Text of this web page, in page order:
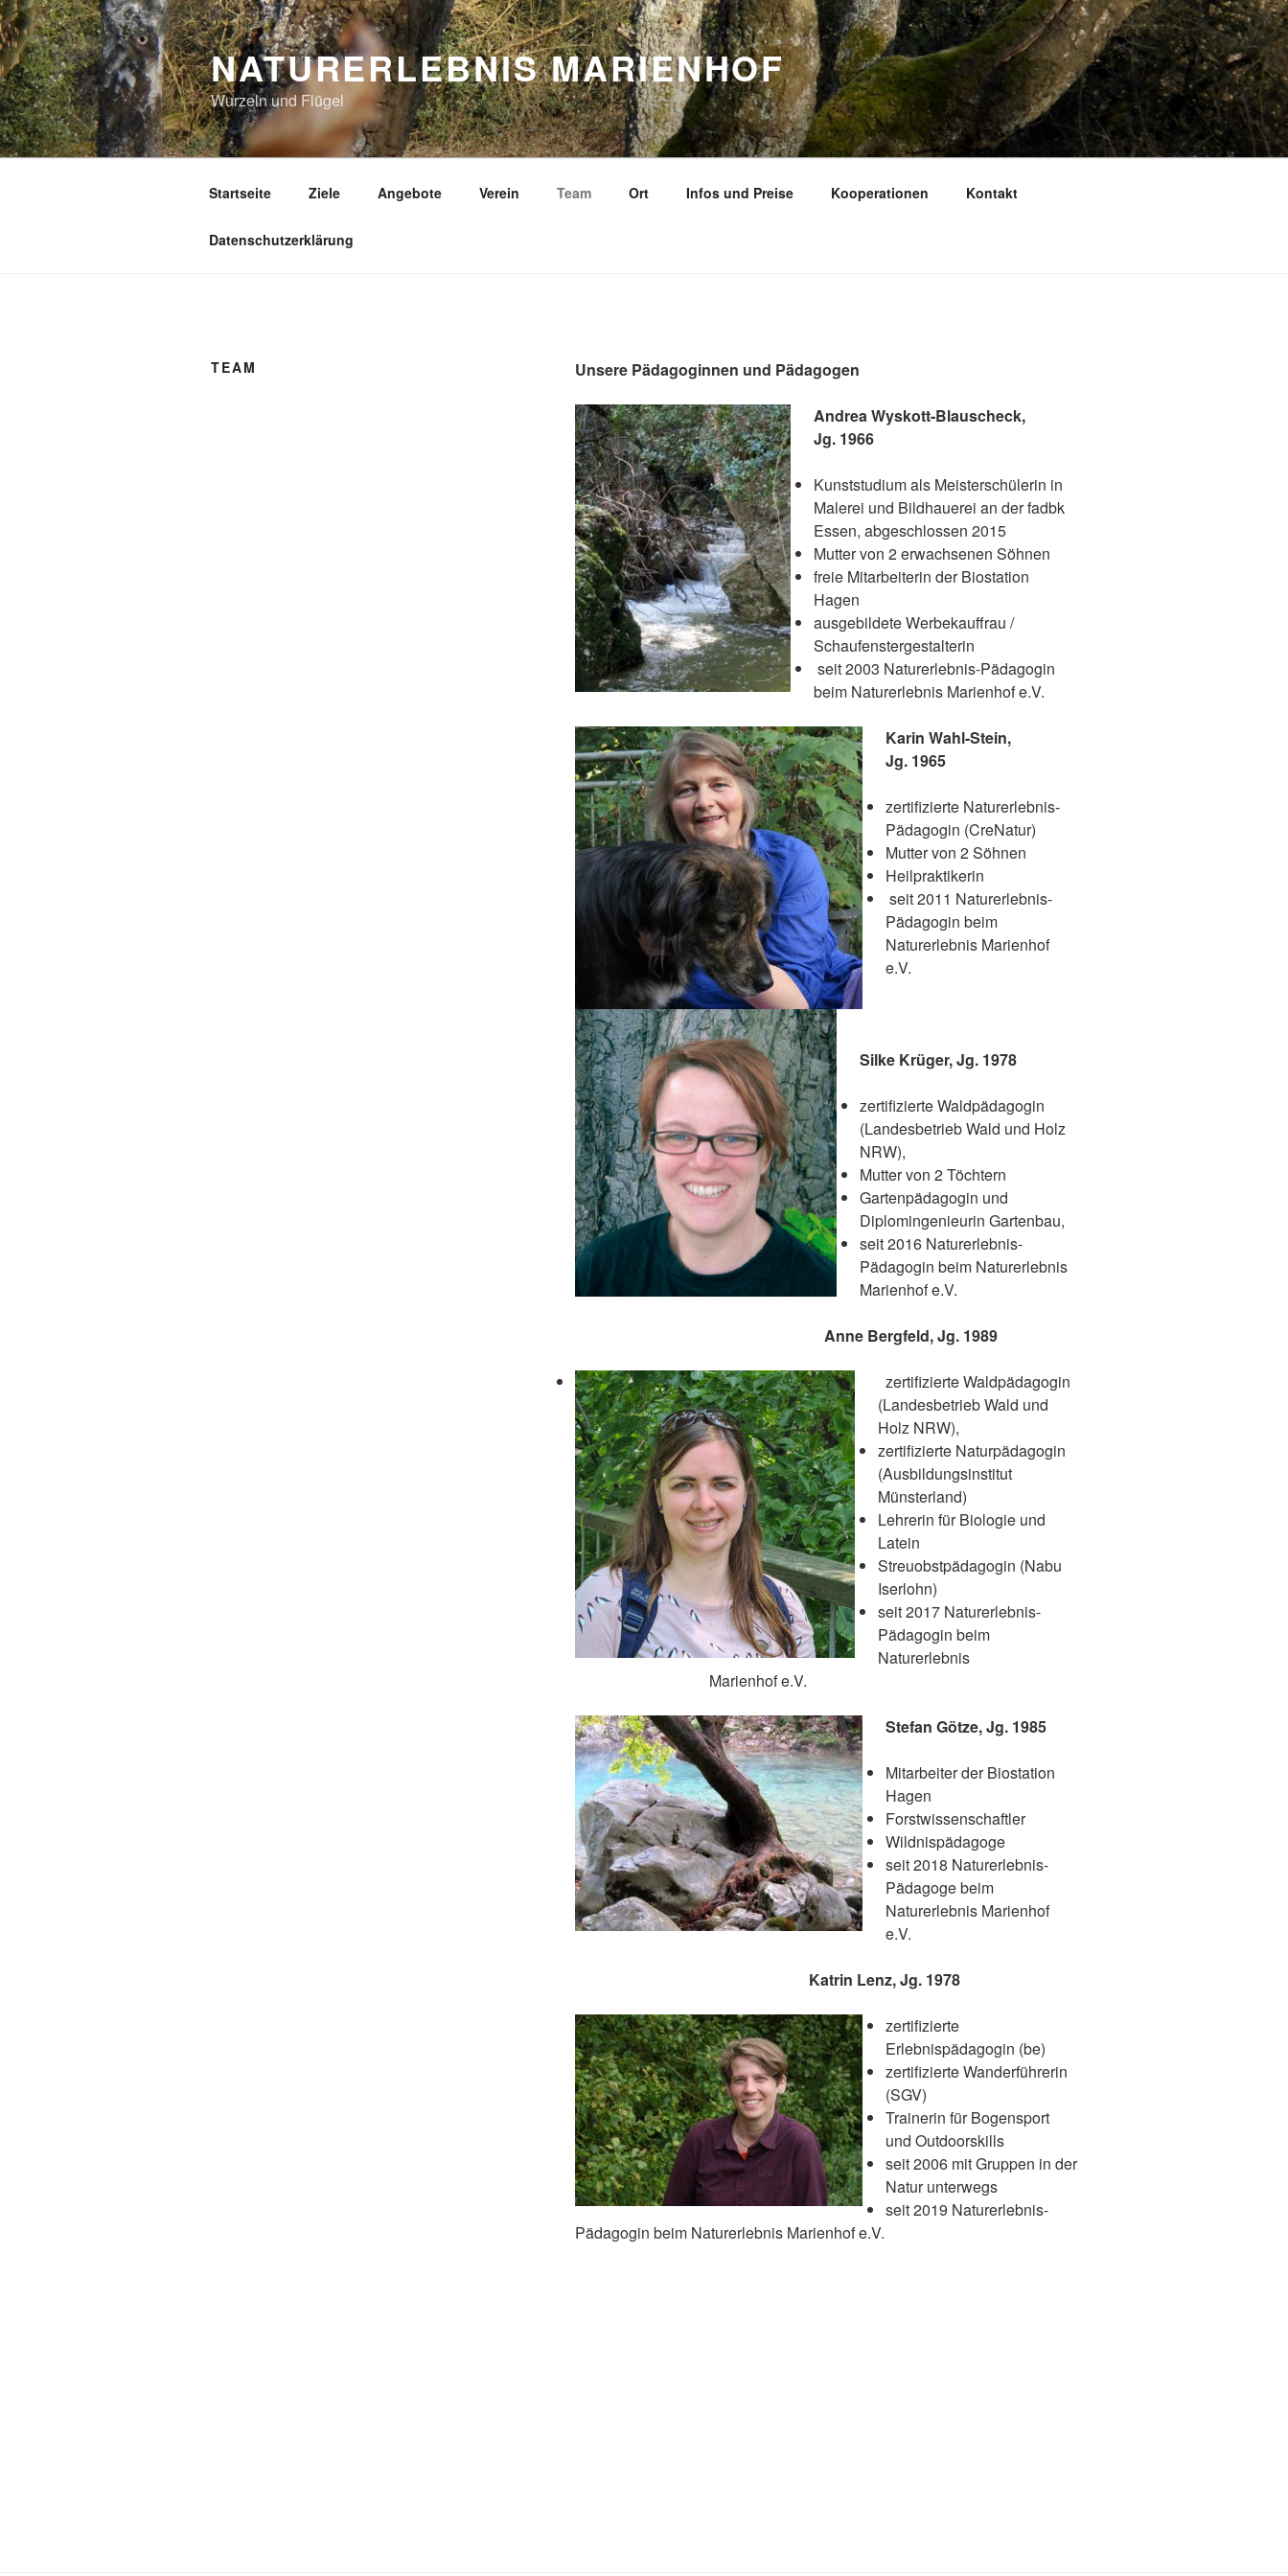
Zum
Inhalt
springen
NATURERLEBNIS MARIENHOF
Wurzeln und Flügel
Startseite Ziele Angebote Verein Team Ort Infos und Preise Kooperationen Kontakt
Datenschutzerklärung
TEAM Unsere Pädagoginnen und Pädagogen
Andrea Wyskott-Blauscheck,
Jg. 1966
Kunststudium als Meisterschülerin in
Malerei und Bildhauerei an der fadbk
Essen, abgeschlossen 2015
Mutter von 2 erwachsenen Söhnen
freie Mitarbeiterin der Biostation
Hagen
ausgebildete Werbekauffrau /
Schaufenstergestalterin
seit 2003 Naturerlebnis-Pädagogin
beim Naturerlebnis Marienhof e.V.
Karin Wahl-Stein,
Jg. 1965
zertifizierte Naturerlebnis-
Pädagogin (CreNatur)
Mutter von 2 Söhnen
Heilpraktikerin
seit 2011 Naturerlebnis-
Pädagogin beim
Naturerlebnis Marienhof
e.V.
Silke Krüger, Jg. 1978
zertifizierte Waldpädagogin
(Landesbetrieb Wald und Holz
NRW),
Mutter von 2 Töchtern
Gartenpädagogin und
Diplomingenieurin Gartenbau,
seit 2016 Naturerlebnis-
Pädagogin beim Naturerlebnis
Marienhof e.V.
Anne Bergfeld, Jg. 1989
zertifizierte Waldpädagogin
(Landesbetrieb Wald und
Holz NRW),
zertifizierte Naturpädagogin
(Ausbildungsinstitut
Münsterland)
Lehrerin für Biologie und
Latein
Streuobstpädagogin (Nabu
Iserlohn)
seit 2017 Naturerlebnis-
Pädagogin beim
Naturerlebnis
Marienhof e.V.
Stefan Götze, Jg. 1985
Mitarbeiter der Biostation
Hagen
Forstwissenschaftler
Wildnispädagoge
seit 2018 Naturerlebnis-
Pädagoge beim
Naturerlebnis Marienhof
e.V.
Katrin Lenz, Jg. 1978
zertifizierte
Erlebnispädagogin (be)
zertifizierte Wanderführerin
(SGV)
Trainerin für Bogensport
und Outdoorskills
seit 2006 mit Gruppen in der
Natur unterwegs
seit 2019 Naturerlebnis-
Pädagogin beim Naturerlebnis Marienhof e.V.